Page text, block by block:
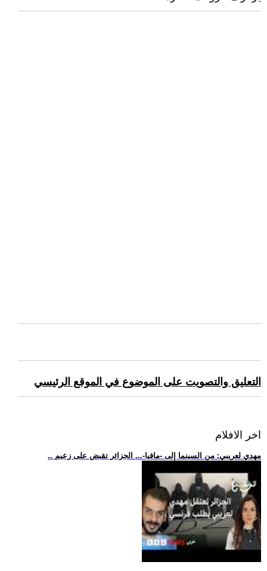
التعليق والتصويت على الموضوع في الموقع الرئيسي
اخر الافلام
.. مهدي لعريبي: من السينما إلى -مافيا-... الجزائر تقبض على زعيم